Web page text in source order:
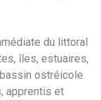
du littoral
îles, estuaires,
ostréicole
apprentis et